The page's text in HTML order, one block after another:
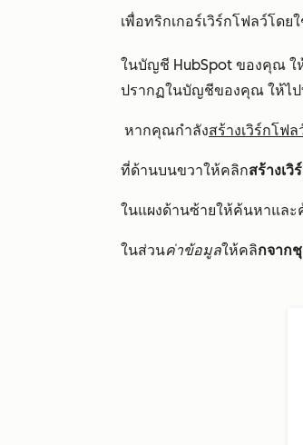
เพื่อทริกเกอร์เวิร์กโฟลว์โด
ในบัญชี HubSpot ของคุณ ใ
ปรากฏในบัญชีของคุณ ให้ไ
หากคุณกำลังสร้างเวิร์กโฟ
ที่ด้านบนขวาให้คลิกสร้างเวิ
ในแผงด้านซ้ายให้ค้นหาและ
ในส่วนค่าข้อมูลให้คลิกจาก